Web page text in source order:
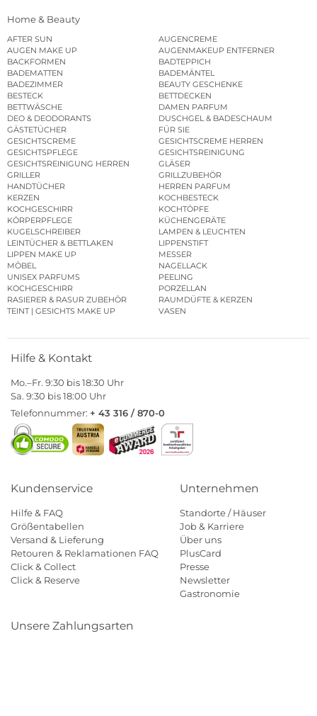
Home & Beauty
AFTER SUN
AUGENCREME
AUGEN MAKE UP
AUGENMAKEUP ENTFERNER
BACKFORMEN
BADTEPPICH
BADEMATTEN
BADEMÄNTEL
BADEZIMMER
BEAUTY GESCHENKE
BESTECK
BETTDECKEN
BETTWÄSCHE
DAMEN PARFUM
DEO & DEODORANTS
DUSCHGEL & BADESCHAUM
GÄSTETÜCHER
FÜR SIE
GESICHTSCREME
GESICHTSCREME HERREN
GESICHTSPFLEGE
GESICHTSREINIGUNG
GESICHTSREINIGUNG HERREN
GLÄSER
GRILLER
GRILLZUBEHÖR
HANDTÜCHER
HERREN PARFUM
KERZEN
KOCHBESTECK
KOCHGESCHIRR
KOCHTÖPFE
KÖRPERPFLEGE
KÜCHENGERÄTE
KUGELSCHREIBER
LAMPEN & LEUCHTEN
LEINTÜCHER & BETTLAKEN
LIPPENSTIFT
LIPPEN MAKE UP
MESSER
MÖBEL
NAGELLACK
UNISEX PARFUMS
PEELING
KOCHGESCHIRR
PORZELLAN
RASIERER & RASUR ZUBEHÖR
RAUMDÜFTE & KERZEN
TEINT | GESICHTS MAKE UP
VASEN
Hilfe & Kontakt
Mo.–Fr. 9:30 bis 18:30 Uhr
Sa. 9:30 bis 18:00 Uhr
Telefonnummer: + 43 316 / 870-0
Kundenservice
Hilfe & FAQ
Größentabellen
Versand & Lieferung
Retouren & Reklamationen FAQ
Click & Collect
Click & Reserve
Unternehmen
Standorte / Häuser
Job & Karriere
Über uns
PlusCard
Presse
Newsletter
Gastronomie
Unsere Zahlungsarten